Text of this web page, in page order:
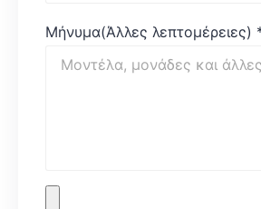
Μήνυμα(Άλλες λεπτομέρειες)